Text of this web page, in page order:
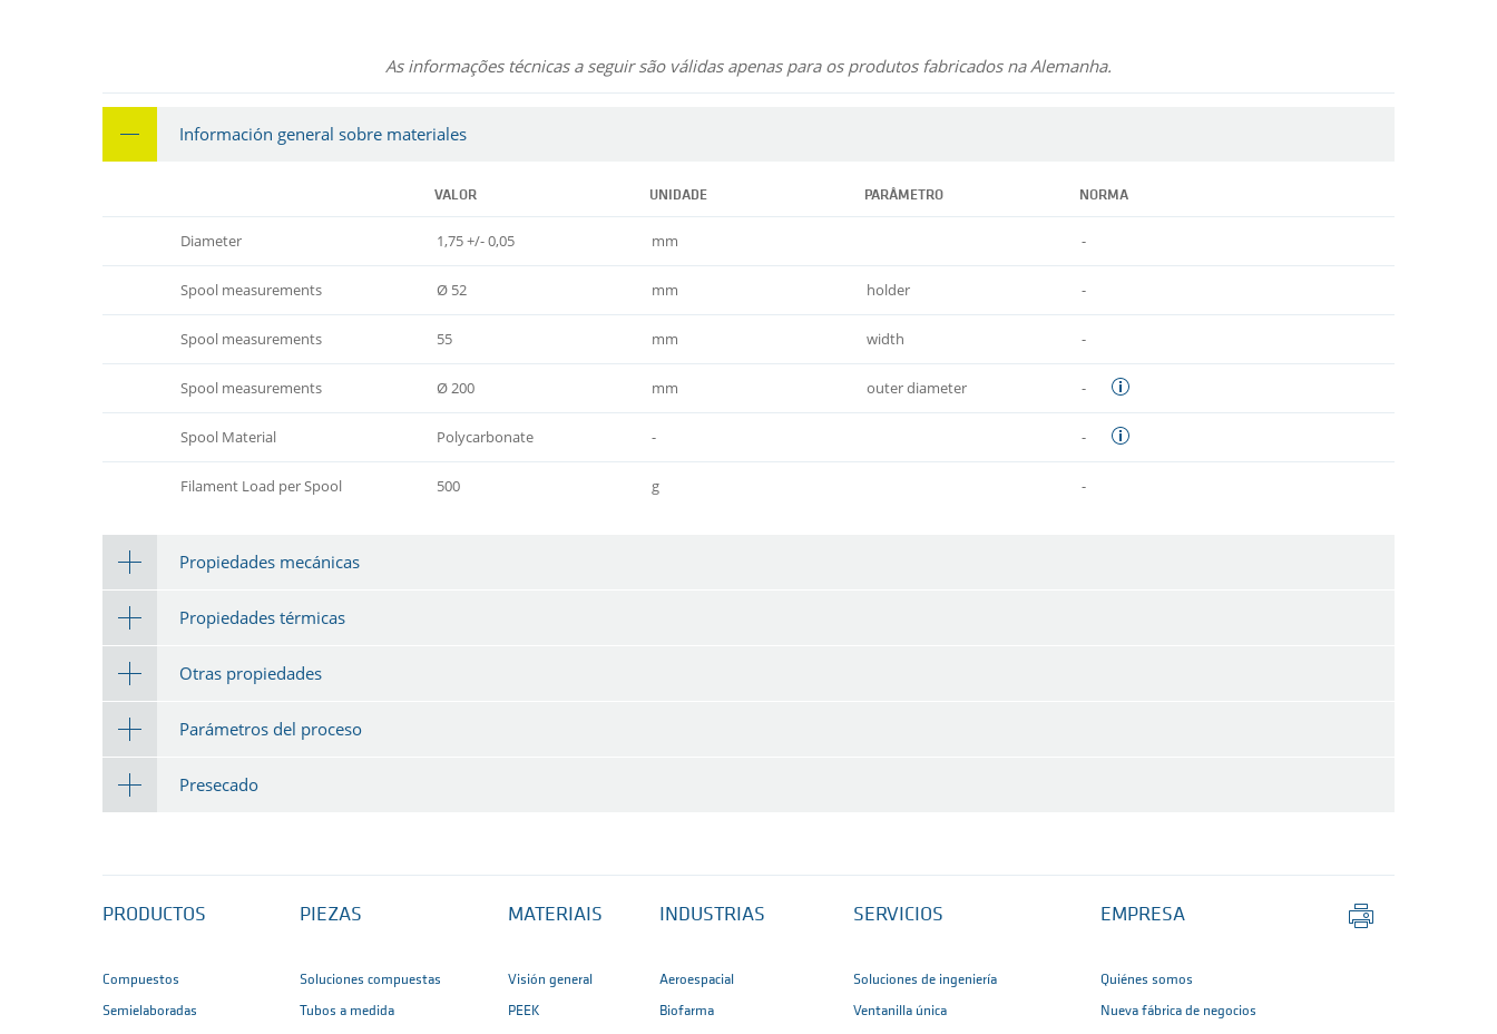
As informações técnicas a seguir são válidas apenas para os produtos fabricados na Alemanha.
Información general sobre materiales
VALOR UNIDADE PARÂMETRO NORMA
Diameter 1,75 +/- 0,05 mm -
Spool measurements Ø 52 mm holder -
Spool measurements 55 mm width -
Spool measurements Ø 200 mm outer diameter -
Spool Material Polycarbonate - -
Filament Load per Spool 500 g -
Propiedades mecánicas
Propiedades térmicas
Otras propiedades
Parámetros del proceso
Presecado
PRODUCTOS
Compuestos
Semielaboradas
PIEZAS
Soluciones compuestas
Tubos a medida
MATERIAIS
Visión general
PEEK
INDUSTRIAS
Aeroespacial
Biofarma
SERVICIOS
Soluciones de ingeniería
Ventanilla única
EMPRESA
Quiénes somos
Nueva fábrica de negocios